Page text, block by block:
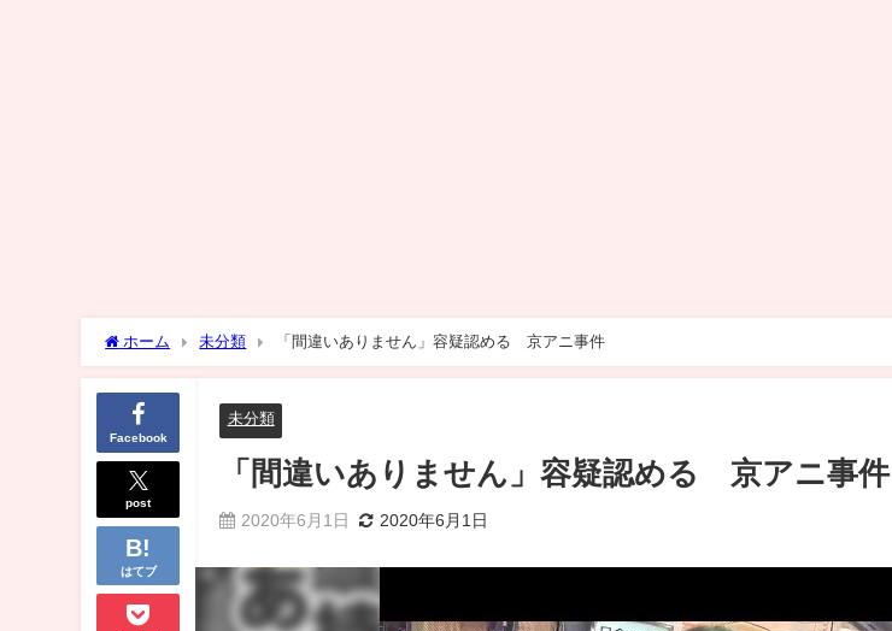
ホーム 未分類 「間違いありません」容疑認める 京アニ事件
Facebook
post
はてブ
未分類
「間違いありません」容疑認める 京アニ事件
2020年6月1日 2020年6月1日